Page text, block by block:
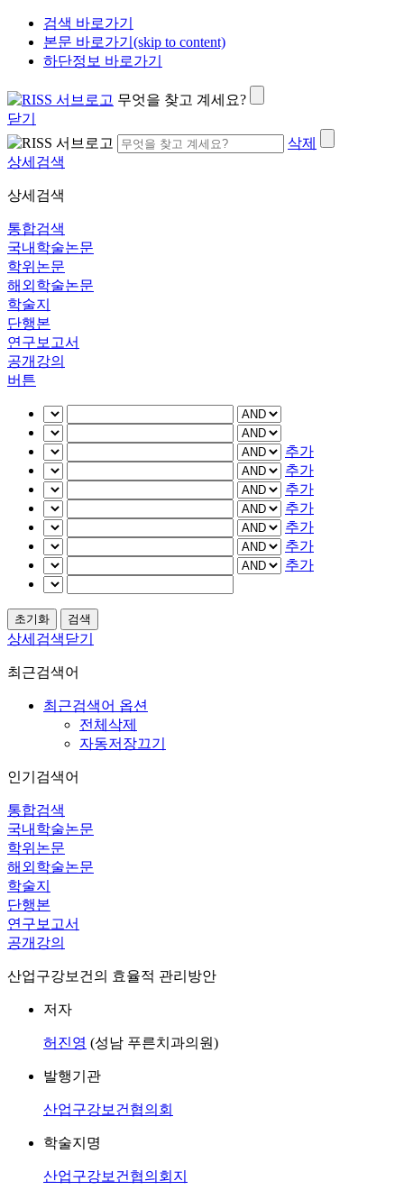
검색 바로가기
본문 바로가기(skip to content)
하단정보 바로가기
무엇을 찾고 계세요?
닫기
삭제
상세검색
상세검색
통합검색
국내학술논문
학위논문
해외학술논문
학술지
단행본
연구보고서
공개강의
버튼
추가
추가
추가
추가
추가
추가
추가
상세검색닫기
최근검색어
최근검색어 옵션
전체삭제
자동저장끄기
인기검색어
통합검색
국내학술논문
학위논문
해외학술논문
학술지
단행본
연구보고서
공개강의
산업구강보건의 효율적 관리방안
저자
허진영 (성남 푸른치과의원)
발행기관
산업구강보건협의회
학술지명
산업구강보건협의회지